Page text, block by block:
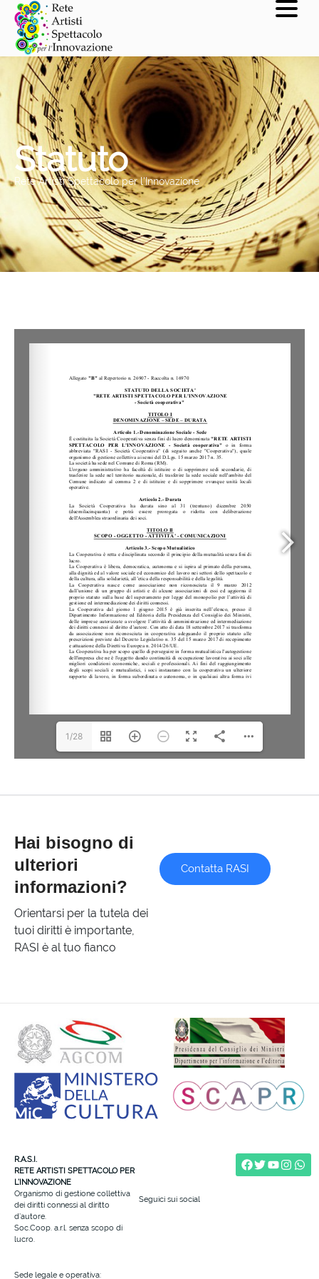
Statuto
Rete Artisti Spettacolo per l'Innovazione
1/28
Hai bisogno di
ulteriori
informazioni?
Orientarsi per la tutela dei
tuoi diritti è importante,
RASI è al tuo fianco
Contatta RASI
R.A.S.I.
RETE ARTISTI SPETTACOLO PER
L’INNOVAZIONE
Organismo di gestione collettiva
dei diritti connessi al diritto
d’autore.
Soc.Coop. a.r.l. senza scopo di
lucro.
Seguici sui social
Sede legale e operativa: